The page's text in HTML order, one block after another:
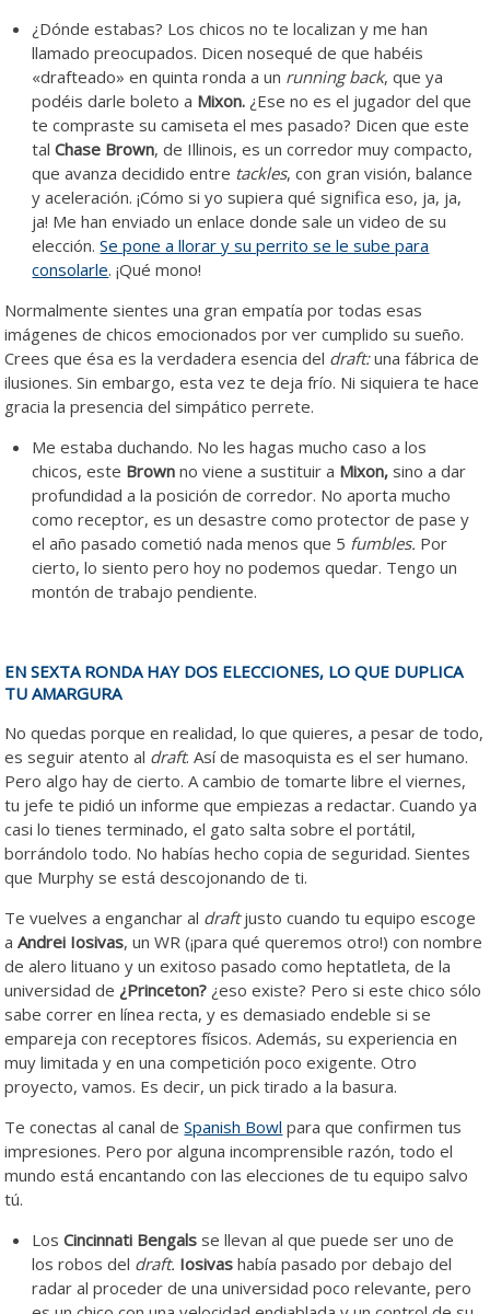
¿Dónde estabas? Los chicos no te localizan y me han
llamado preocupados. Dicen nosequé de que habéis
«drafteado» en quinta ronda a un running back, que ya
podéis darle boleto a Mixon. ¿Ese no es el jugador del que
te compraste su camiseta el mes pasado? Dicen que este
talChase Brown, de Illinois, es un corredor muy compacto,
que avanza decidido entre tackles, con gran visión, balance
y aceleración. ¡Cómo si yo supiera qué significa eso, ja, ja,
ja! Me han enviado un enlace donde sale un video de su
elección.Se pone a llorar y su perrito se le sube para
consolarle. ¡Qué mono!
Normalmente sientes una gran empatía por todas esas
imágenes de chicos emocionados por ver cumplido su sueño.
Crees que ésa es la verdadera esencia del draft:una fábrica de
ilusiones. Sin embargo, esta vez te deja frío. Ni siquiera te hace
gracia la presencia del simpático perrete.
Me estaba duchando. No les hagas mucho caso a los
chicos, este Brown no viene a sustituir a Mixon, sino a dar
profundidad a la posición de corredor. No aporta mucho
como receptor, es un desastre como protector de pase y
el año pasado cometió nada menos que 5 fumbles. Por
cierto, lo siento pero hoy no podemos quedar. Tengo un
montón de trabajo pendiente.
EN SEXTA RONDA HAY DOS ELECCIONES, LO QUE DUPLICA
TU AMARGURA
No quedas porque en realidad, lo que quieres, a pesar de todo,
es seguir atento al draft. Así de masoquista es el ser humano.
Pero algo hay de cierto. A cambio de tomarte libre el viernes,
tu jefe te pidió un informe que empiezas a redactar. Cuando ya
casi lo tienes terminado, el gato salta sobre el portátil,
borrándolo todo. No habías hecho copia de seguridad. Sientes
que Murphy se está descojonando de ti.
Te vuelves a enganchar al draftjusto cuando tu equipo escoge
aAndrei Iosivas, un WR (¡para qué queremos otro!) con nombre
de alero lituano y un exitoso pasado como heptatleta, de la
universidad de ¿Princeton? ¿eso existe? Pero si este chico sólo
sabe correr en línea recta, y es demasiado endeble si se
empareja con receptores físicos. Además, su experiencia en
muy limitada y en una competición poco exigente. Otro
proyecto, vamos. Es decir, un pick tirado a la basura.
Te conectas al canal deSpanish Bowl para que confirmen tus
impresiones. Pero por alguna incomprensible razón, todo el
mundo está encantando con las elecciones de tu equipo salvo
tú.
LosCincinnati Bengals se llevan al que puede ser uno de
los robos del draft. Iosivas había pasado por debajo del
radar al proceder de una universidad poco relevante, pero